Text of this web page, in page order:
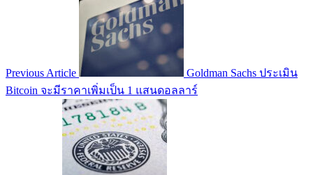
Previous Article
Goldman Sachs ประเมิน
Bitcoin จะมีราคาเพิ่มเป็น 1 แสนดอลลาร์